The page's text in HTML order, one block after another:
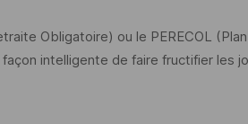
Obligatoire) ou le PERECOL (Plan
intelligente de faire fructifier les